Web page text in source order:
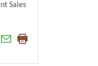
Sales